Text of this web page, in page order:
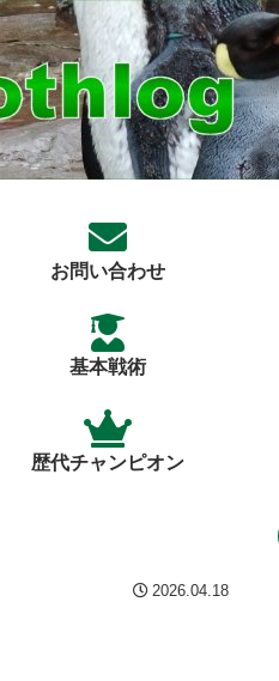
お問い合わせ
基本戦術
歴代チャンピオン
2026.04.18